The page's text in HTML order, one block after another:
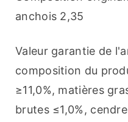
anchois 2,35
Valeur garantie de
composition du
≥11,0%, matières
brutes ≤1,0%,